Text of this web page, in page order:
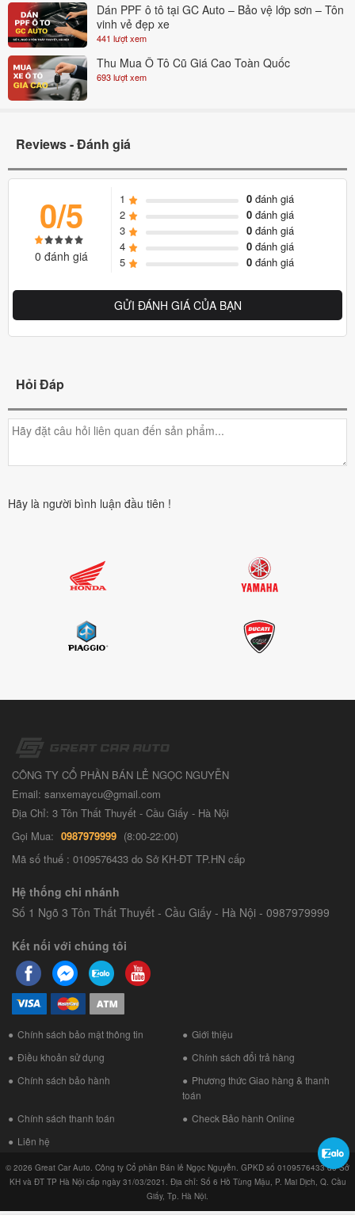
Dán PPF ô tô tại GC Auto – Bảo vệ lớp sơn – Tôn
vinh vẻ đẹp xe
441 lượt xem
Thu Mua Ô Tô Cũ Giá Cao Toàn Quốc
693 lượt xem
Reviews - Đánh giá
0/5
0 đánh giá
1 0đánh giá
2
0đánh giá
3
0đánh giá
4
0đánh giá
5
0đánh giá
GỬI ĐÁNH GIÁ CỦA BẠN
Hỏi Đáp
Hãy là người bình luận đầu tiên !
CÔNG TY CỔ PHẦN BÁN LẺ NGỌC NGUYỄN
Email: sanxemaycu@gmail.com
Địa Chỉ: 3 Tôn Thất Thuyết - Cầu Giấy - Hà Nội
Gọi Mua: 0987979999 (8:00-22:00)
Mã số thuế : 0109576433 do Sở KH-ĐT TP.HN cấp
Hệ thống chi nhánh
Số 1 Ngõ 3 Tôn Thất Thuyết - Cầu Giấy - Hà Nội - 0987979999
Kết nối với chúng tôi
Chính sách bảo mật thông tin
Giới thiệu
Điều khoản sử dụng
Chính sách đổi trả hàng
Chính sách bảo hành
Phương thức Giao hàng & thanh
toán
Chính sách thanh toán
Check Bảo hành Online
Liên hệ
© 2026 Great Car Auto. Công ty Cổ phần Bán lẻ Ngọc Nguyễn. GPKD số 0109576433 do Sở
KH và ĐT TP Hà Nội cấp ngày 31/03/2021. Địa chỉ: Số 6 Hồ Tùng Mậu, P. Mai Dịch, Q. Cầu
Giấy, Tp. Hà Nội.